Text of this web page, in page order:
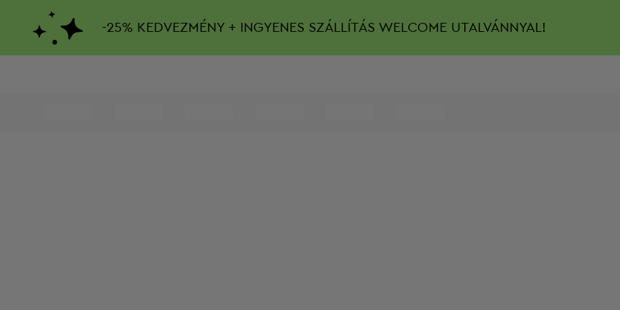
-25% KEDVEZMÉNY + INGYENES SZÁLLÍTÁS WELCOME UTALVÁNNYAL!